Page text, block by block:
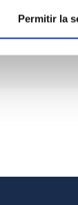
Permitir la